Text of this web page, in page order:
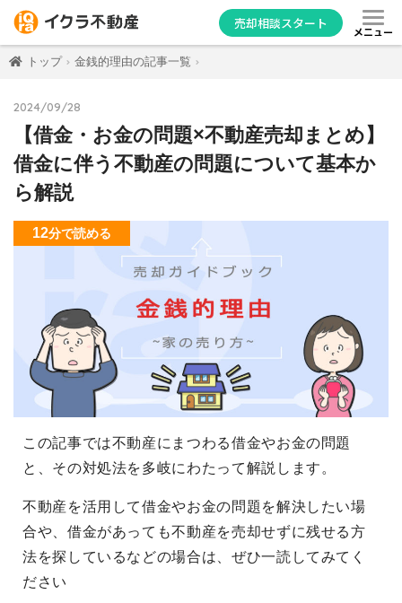
売却相談スタート
メニュー
トップ 金銭的理由の記事一覧
2024/09/28
【借金・お金の問題×不動産売却まとめ】
借金に伴う不動産の問題について基本か
ら解説
12分で読める
この記事では不動産にまつわる借金やお金の問題
と、その対処法を多岐にわたって解説します。
不動産を活用して借金やお金の問題を解決したい場
合や、借金があっても不動産を売却せずに残せる方
法を探しているなどの場合は、ぜひ一読してみてく
ださい